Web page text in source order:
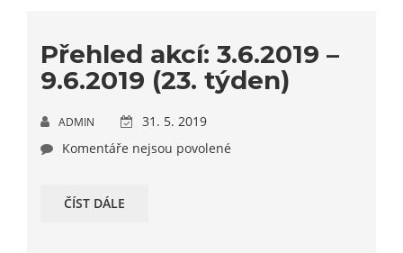
Přehled akcí: 3.6.2019 –
9.6.2019 (23. týden)
ADMIN
31. 5. 2019
Komentáře nejsou povolené
ČÍST DÁLE